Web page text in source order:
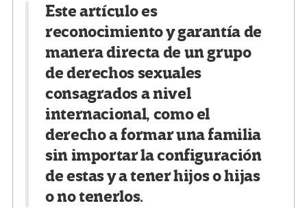
Este artículo es
reconocimiento y garantía de
manera directa de un grupo
de derechos sexuales
consagrados a nivel
internacional, como el
derecho a formar una familia
sin importar la configuración
de estas y a tener hijos o hijas
o no tenerlos.